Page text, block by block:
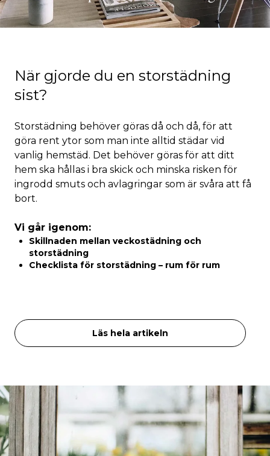
När gjorde du en storstädning
sist?
Storstädning behöver göras då och då, för att
göra rent ytor som man inte alltid städar vid
vanlig hemstäd. Det behöver göras för att ditt
hem ska hållas i bra skick och minska risken för
ingrodd smuts och avlagringar som är svåra att få
bort.
Vi går igenom:
Skillnaden mellan veckostädning och
storstädning
Checklista för storstädning – rum för rum
Läs hela artikeln